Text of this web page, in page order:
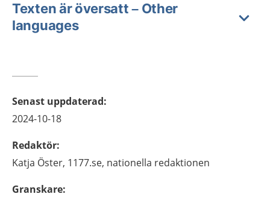
Texten är översatt – Other
languages
Senast uppdaterad:
2024-10-18
Redaktör:
Katja Öster, 1177.se, nationella redaktionen
Granskare: